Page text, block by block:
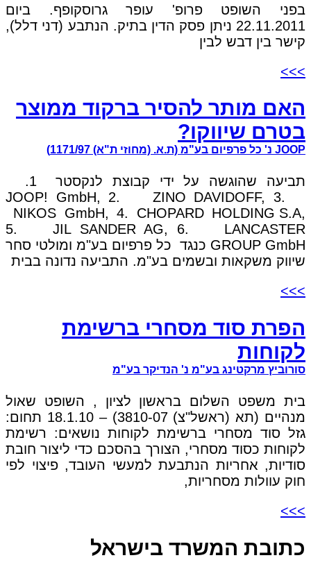
בפני השופט פרופ' עופר גרוסקופף. ביום
22.11.2011 ניתן פסק הדין בתיק. הנתבע (דני דלל),
קישר בין דבש לבין
>>>
האם מותר להסיר ברקוד ממוצר
בטרם שיווקו?
JOOP נ' כל פרפיום בע"מ (ת.א. (מחוזי ת"א) 1171/97)
תביעה שהוגשה על ידי קבוצת לנקסטר 1.
JOOP! GmbH, 2. ZINO DAVIDOFF, 3.
NIKOS GmbH, 4. CHOPARD HOLDING S.A,
5. JIL SANDER AG, 6. LANCASTER
GROUP GmbH כנגד כל פרפיום בע"מ ומולטי סחר
שיווק משקאות ובשמים בע"מ. התביעה נדונה בבית
>>>
הפרת סוד מסחרי ברשימת
לקוחות
סורוביץ מרקטינג בע"מ נ' הנדיקר בע"מ
בית משפט השלום בראשון לציון , השופט שאול
מנהיים (תא (ראשל"צ) 3810-07) – 18.1.10 תחום:
גזל סוד מסחרי ברשימת לקוחות נושאים: רשימת
לקוחות כסוד מסחרי, הצורך בהסכם כדי ליצור חובת
סודיות, אחריות הנתבעת למעשי העובד, פיצוי לפי
חוק עוולות מסחריות,
>>>
כתובת המשרד בישראל